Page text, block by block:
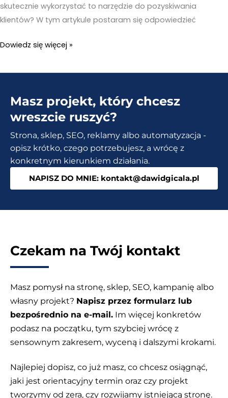
skutecznie wykorzystać to narzędzie do pozyskiwania
klientów? W tym artykule postaram się odpowiedzieć
Google
Firma
Jak
skutecznie
klientów?
Dowiedz się więcej »
Masz projekt, który chcesz
wreszcie ruszyć?
Strona, sklep, SEO, reklamy albo automatyzacja -
opisz krótko, czego potrzebujesz, a wrócę z
konkretnym kierunkiem działania.
NAPISZ DO MNIE: kontakt@dawidgicala.pl
Czekam na Twój kontakt
Masz pomysł na stronę, sklep, SEO, kampanię albo
własny projekt? Napisz przez formularz lub
bezpośrednio na e-mail. Im więcej konkretów
podasz na początku, tym szybciej wrócę z
sensownym zakresem, wyceną i dalszymi krokami.
Najlepiej dopisz, co już masz, co chcesz osiągnąć,
jaki jest orientacyjny termin oraz czy projekt
tworzymy od zera, czy rozwijamy istniejącą stronę.